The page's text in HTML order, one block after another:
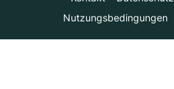
Nutzungsbedingungen